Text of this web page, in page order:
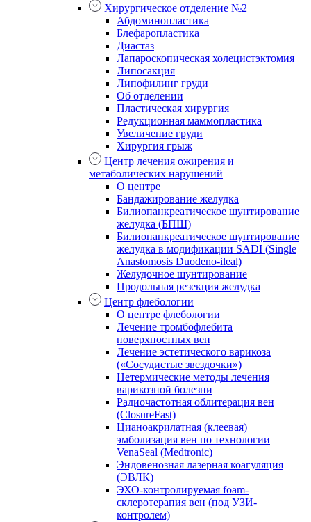
Хирургическое отделение №2
Абдоминопластика
Блефаропластика
Диастаз
Лапароскопическая холецистэктомия
Липосакция
Липофилинг груди
Об отделении
Пластическая хирургия
Редукционная маммопластика
Увеличение груди
Хирургия грыж
Центр лечения ожирения и
метаболических нарушений
О центре
Бандажирование желудка
Билиопанкреатическое шунтирование
желудка (БПШ)
Билиопанкреатическое шунтирование
желудка в модификации SADI (Single
Anastomosis Duodeno-ileal)
Желудочное шунтирование
Продольная резекция желудка
Центр флебологии
О центре флебологии
Лечение тромбофлебита
поверхностных вен
Лечение эстетического варикоза
(«Сосудистые звездочки»)
Нетермические методы лечения
варикозной болезни
Радиочастотная облитерация вен
(ClosureFast)
Цианоакрилатная (клеевая)
эмболизация вен по технологии
VenaSeal (Medtronic)
Эндовенозная лазерная коагуляция
(ЭВЛК)
ЭХО-контролируемая foam-
склеротерапия вен (под УЗИ-
контролем)